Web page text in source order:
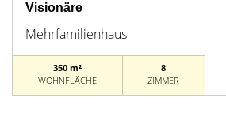
Visionäre
Mehrfamilienhaus
350 m²
WOHNFLÄCHE
8
ZIMMER